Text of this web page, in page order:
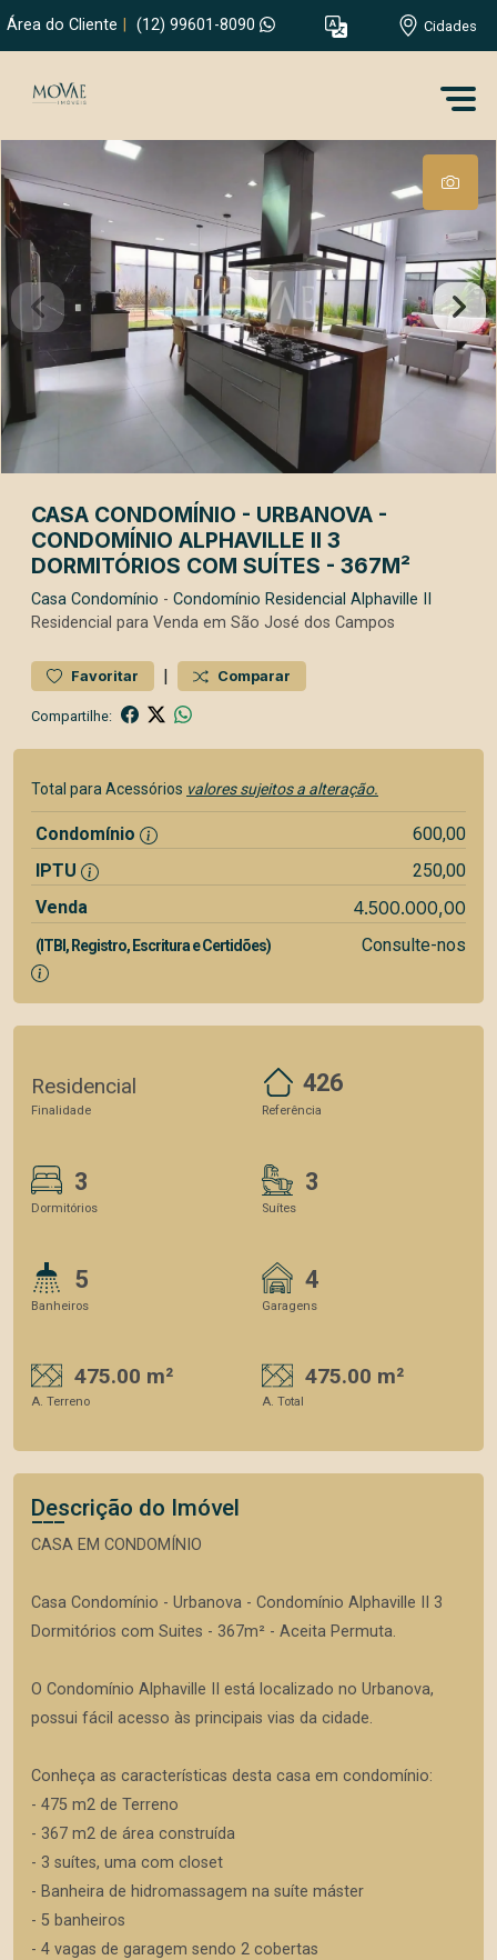
Área do Cliente (12) 99601-8090 Cidades
CASA CONDOMÍNIO - URBANOVA -
CONDOMÍNIO ALPHAVILLE II 3
DORMITÓRIOS COM SUÍTES - 367M²
Casa Condomínio - Condomínio Residencial Alphaville II
Residencial para Venda em São José dos Campos
Favoritar | Comparar
Compartilhe:
Total para Acessórios valores sujeitos a alteração.
Condomínio
600,00
IPTU
250,00
Venda
4.500.000,00
(ITBI, Registro, Escritura e Certidões) Consulte-nos
Residencial
Finalidade
426
Referência
3
Dormitórios
3
Suítes
5
Banheiros
4
Garagens
475.00 m²
A. Terreno
475.00 m²
A. Total
Descrição do Imóvel
CASA EM CONDOMÍNIO
Casa Condomínio - Urbanova - Condomínio Alphaville II 3
Dormitórios com Suites - 367m² - Aceita Permuta.
O Condomínio Alphaville II está localizado no Urbanova,
possui fácil acesso às principais vias da cidade.
Conheça as características desta casa em condomínio:
- 475 m2 de Terreno
- 367 m2 de área construída
- 3 suítes, uma com closet
- Banheira de hidromassagem na suíte máster
- 5 banheiros
- 4 vagas de garagem sendo 2 cobertas